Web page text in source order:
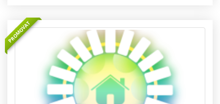
PROMOVAT